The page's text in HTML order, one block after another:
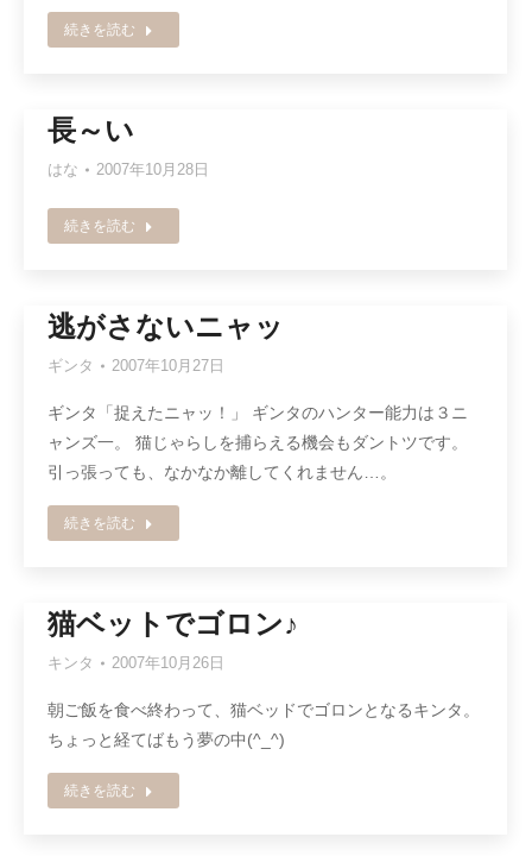
続きを読む
長～い
はな 2007年10月28日
続きを読む
逃がさないニャッ
ギンタ 2007年10月27日
ギンタ「捉えたニャッ！」 ギンタのハンター能力は３ニ
ャンズ一。 猫じゃらしを捕らえる機会もダントツです。
引っ張っても、なかなか離してくれません…。
続きを読む
猫ベットでゴロン♪
キンタ 2007年10月26日
朝ご飯を食べ終わって、猫ベッドでゴロンとなるキンタ。
ちょっと経てばもう夢の中(^_^)
続きを読む